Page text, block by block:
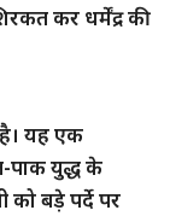
कर धर्मेंद्र की
यह एक
पाक युद्ध के
को बड़े पर्दे पर